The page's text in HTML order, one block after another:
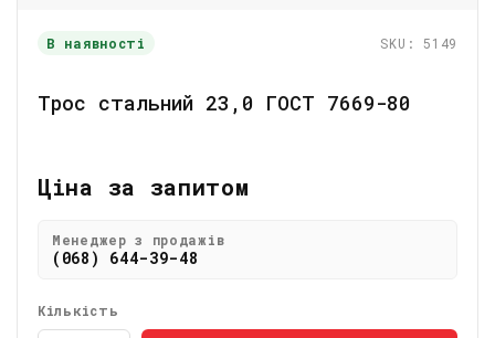
В наявності SKU: 5149
Трос стальний 23,0 ГОСТ 7669-80
Ціна за запитом
Менеджер з продажів
(068) 644-39-48
Кількість